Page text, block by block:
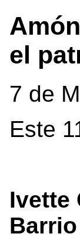
el
7 de
Este
Ivette